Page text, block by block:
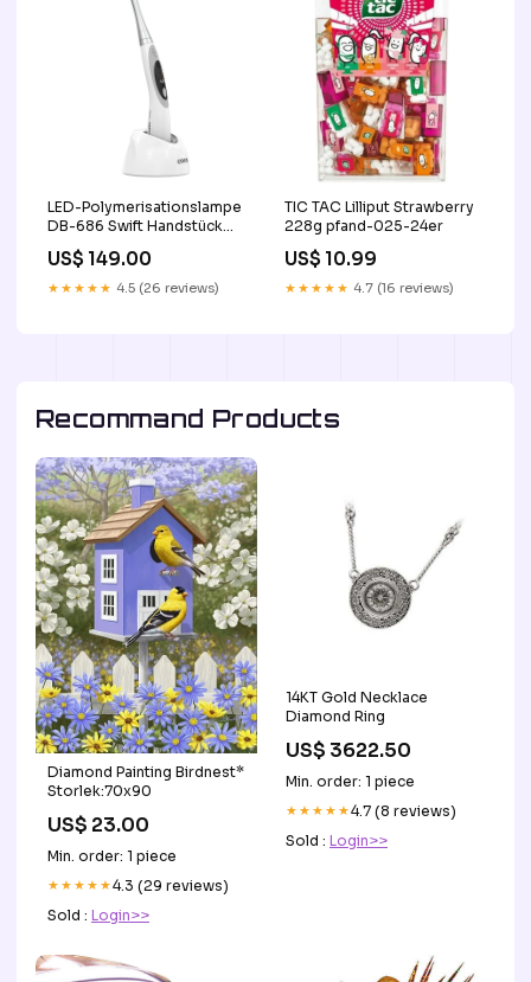
LED-Polymerisationslampe
DB-686 Swift Handstück
US$ 149.00
★★★★★ 4.5 (26 reviews)
TIC TAC Lilliput Strawberry
228g pfand-025-24er
US$ 10.99
★★★★★ 4.7 (16 reviews)
Recommand Products
Diamond Painting Birdnest*
Storlek:70x90
US$ 23.00
Min. order: 1 piece
★★★★★4.3 (29 reviews)
Sold : Login>>
14KT Gold Necklace
Diamond Ring
US$ 3622.50
Min. order: 1 piece
★★★★★4.7 (8 reviews)
Sold : Login>>